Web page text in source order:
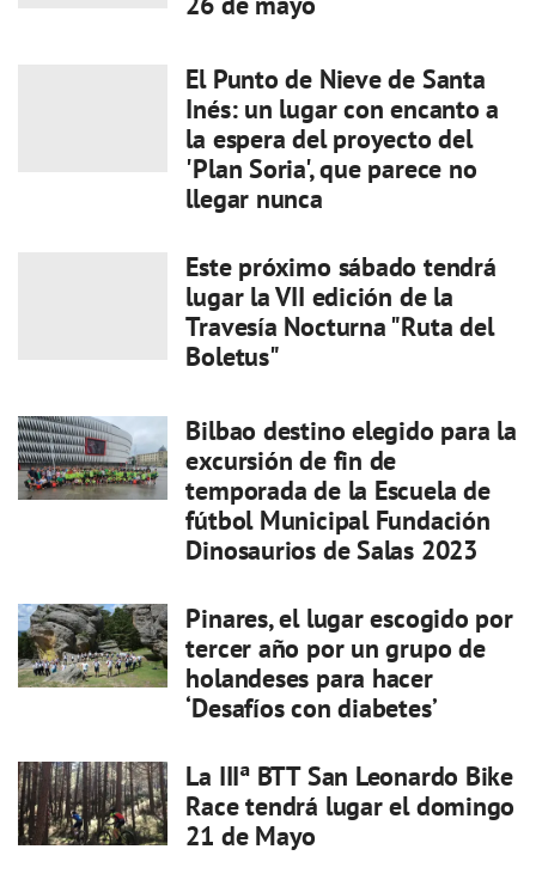
El Punto de Nieve de Santa
Inés: un lugar con encanto a
la espera del proyecto del
'Plan Soria', que parece no
llegar nunca
Este próximo sábado tendrá
lugar la VII edición de la
Travesía Nocturna "Ruta del
Boletus"
Bilbao destino elegido para la
excursión de fin de
temporada de la Escuela de
fútbol Municipal Fundación
Dinosaurios de Salas 2023
Pinares, el lugar escogido por
tercer año por un grupo de
holandeses para hacer
‘Desafíos con diabetes’
La IIIª BTT San Leonardo Bike
Race tendrá lugar el domingo
21 de Mayo